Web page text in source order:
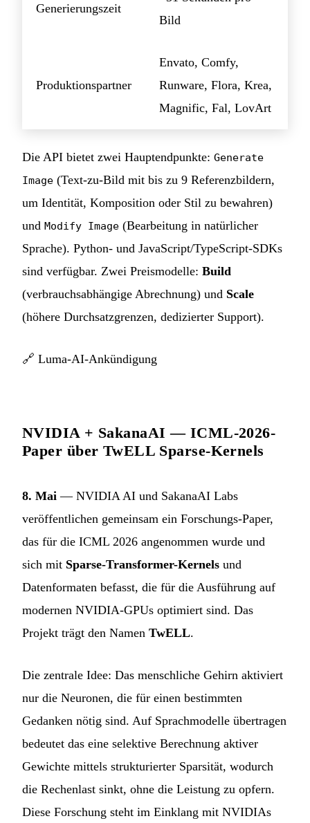
Generierungszeit
Bild
Produktionspartner
Envato, Comfy,
Runware, Flora, Krea,
Magnific, Fal, LovArt
Die API bietet zwei Hauptendpunkte: Generate
Image (Text-zu-Bild mit bis zu 9 Referenzbildern,
um Identität, Komposition oder Stil zu bewahren)
und Modify Image (Bearbeitung in natürlicher
Sprache). Python- und JavaScript/TypeScript-SDKs
sind verfügbar. Zwei Preismodelle: Build
(verbrauchsabhängige Abrechnung) und Scale
(höhere Durchsatzgrenzen, dedizierter Support).
🔗 Luma-AI-Ankündigung
NVIDIA + SakanaAI — ICML-2026-
Paper über TwELL Sparse-Kernels
8. Mai — NVIDIA AI und SakanaAI Labs
veröffentlichen gemeinsam ein Forschungs-Paper,
das für die ICML 2026 angenommen wurde und
sich mit Sparse-Transformer-Kernels und
Datenformaten befasst, die für die Ausführung auf
modernen NVIDIA-GPUs optimiert sind. Das
Projekt trägt den Namen TwELL.
Die zentrale Idee: Das menschliche Gehirn aktiviert
nur die Neuronen, die für einen bestimmten
Gedanken nötig sind. Auf Sprachmodelle übertragen
bedeutet das eine selektive Berechnung aktiver
Gewichte mittels strukturierter Sparsität, wodurch
die Rechenlast sinkt, ohne die Leistung zu opfern.
Diese Forschung steht im Einklang mit NVIDIAs